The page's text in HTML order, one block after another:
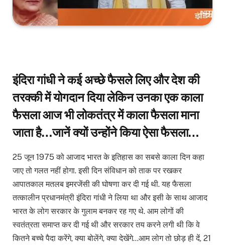
इंदिरा गांधी ने कई अच्छे फैसले लिए और देश की
तरक्की में योगदान दिया लेकिन उनका एक काला
फैसला आज भी लोकतंत्र में काला फैसला माना
जाता है…जानें क्यों उन्होंने किया ऐसा फैसला…
25 जून 1975 को आजाद भारत के इतिहास का सबसे काला दिन कहा
जाए तो गलत नहीं होगा. इसी दिन संविधान को ताक पर रखकर
आपातकाल मतलब इमरजेंसी की घोषणा कर दी गई थी. यह फैसला
तत्कालीन प्रधानमंत्री इंदिरा गांधी ने लिया था और इसी के साथ आजाद
भारत के लोग सरकार के गुलाम बनकर रह गए थे. आम लोगों की
स्वतंत्रता समाप्त कर दी गई थी और सरकार तय करने लगी थी कि वे
कितने बच्चे पैदा करेंगे, क्या बोलेंगे, क्या देखेंगे…आम लोग तो छोड़ ही दें, 21